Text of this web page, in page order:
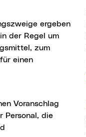
ergeben
der Regel um
zum
einen
Voranschlag
Personal, die